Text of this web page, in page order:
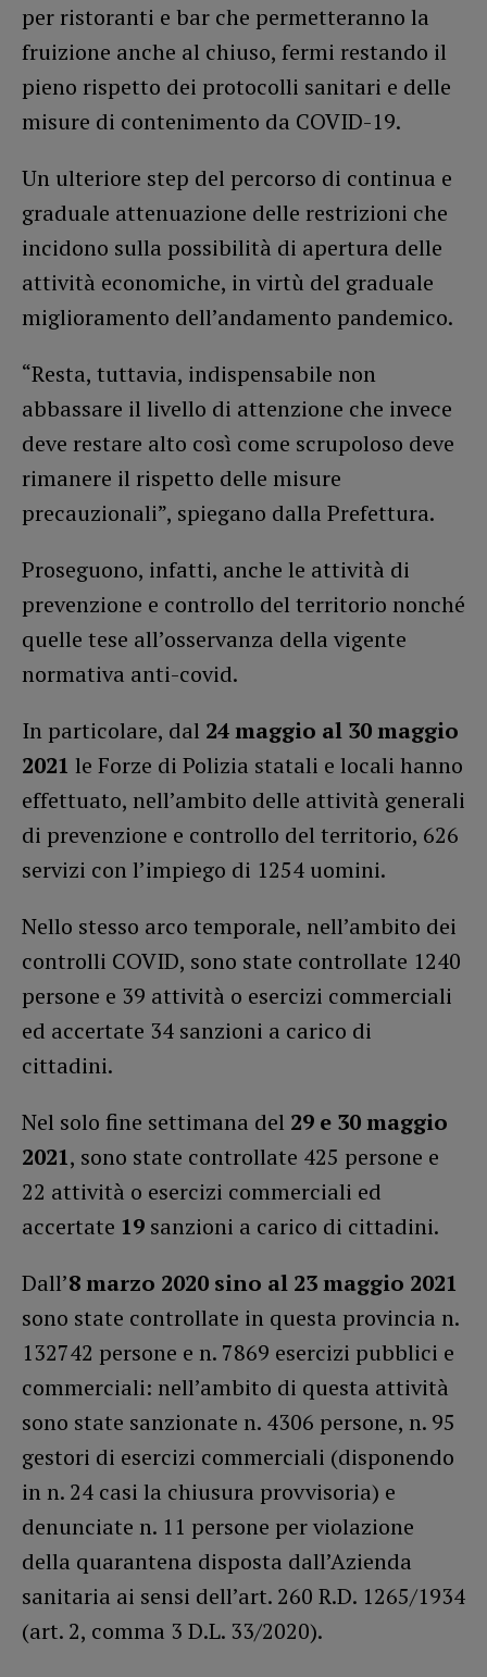
per ristoranti e bar che permetteranno la
fruizione anche al chiuso, fermi restando il
pieno rispetto dei protocolli sanitari e delle
misure di contenimento da COVID-19.
Un ulteriore step del percorso di continua e
graduale attenuazione delle restrizioni che
incidono sulla possibilità di apertura delle
attività economiche, in virtù del graduale
miglioramento dell’andamento pandemico.
“Resta, tuttavia, indispensabile non
abbassare il livello di attenzione che invece
deve restare alto così come scrupoloso deve
rimanere il rispetto delle misure
precauzionali”, spiegano dalla Prefettura.
Proseguono, infatti, anche le attività di
prevenzione e controllo del territorio nonché
quelle tese all’osservanza della vigente
normativa anti-covid.
In particolare, dal 24 maggio al 30 maggio
2021 le Forze di Polizia statali e locali hanno
effettuato, nell’ambito delle attività generali
di prevenzione e controllo del territorio, 626
servizi con l’impiego di 1254 uomini.
Nello stesso arco temporale, nell’ambito dei
controlli COVID, sono state controllate 1240
persone e 39 attività o esercizi commerciali
ed accertate 34 sanzioni a carico di
cittadini.
Nel solo fine settimana del 29 e 30 maggio
2021, sono state controllate 425 persone e
22 attività o esercizi commerciali ed
accertate 19 sanzioni a carico di cittadini.
Dall’8 marzo 2020 sino al 23 maggio 2021
sono state controllate in questa provincia n.
132742 persone e n. 7869 esercizi pubblici e
commerciali: nell’ambito di questa attività
sono state sanzionate n. 4306 persone, n. 95
gestori di esercizi commerciali (disponendo
in n. 24 casi la chiusura provvisoria) e
denunciate n. 11 persone per violazione
della quarantena disposta dall’Azienda
sanitaria ai sensi dell’art. 260 R.D. 1265/1934
(art. 2, comma 3 D.L. 33/2020).